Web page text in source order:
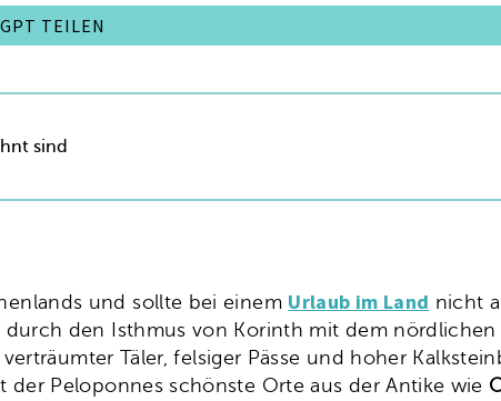
TEILEN
sind
und sollte bei einem Urlaub im Land nicht
den Isthmus von Korinth mit dem nördlichen
Täler, felsiger Pässe und hoher
Peloponnes schönste Orte aus der Antike wie